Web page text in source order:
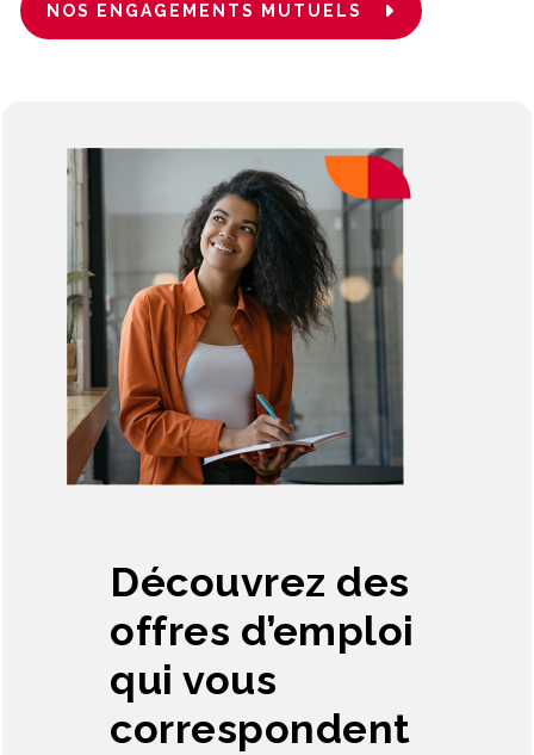
NOS ENGAGEMENTS MUTUELS
Découvrez des
offres d’emploi
qui vous
correspondent